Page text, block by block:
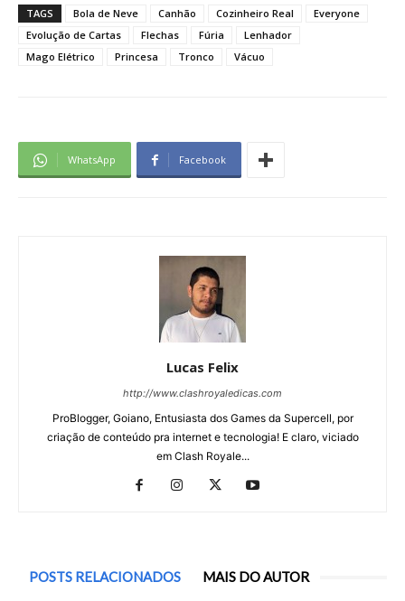
TAGS Bola de Neve Canhão Cozinheiro Real
Everyone
Evolução de Cartas
Flechas Fúria
Lenhador
Mago Elétrico
Princesa Tronco Vácuo
WhatsApp Facebook
Lucas Felix
http://www.clashroyaledicas.com
ProBlogger, Goiano, Entusiasta dos Games da Supercell, por
criação de conteúdo pra internet e tecnologia! E claro, viciado
em Clash Royale...
POSTS RELACIONADOS MAIS DO AUTOR